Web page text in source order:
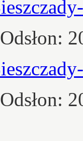
Odsłon:
Odsłon: